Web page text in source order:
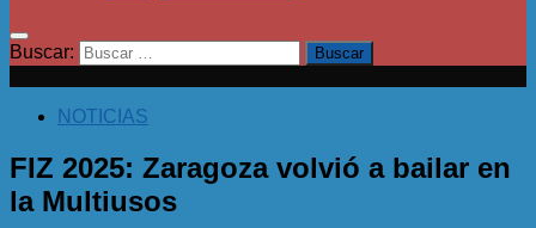
Buscar:
NOTICIAS
FIZ 2025: Zaragoza volvió a bailar en
la Multiusos